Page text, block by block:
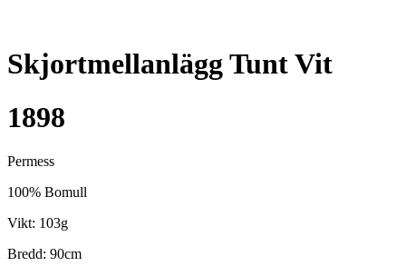
Skjortmellanlägg Tunt Vit
1898
Permess
100% Bomull
Vikt: 103g
Bredd: 90cm